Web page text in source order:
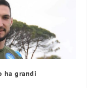
ha grandi